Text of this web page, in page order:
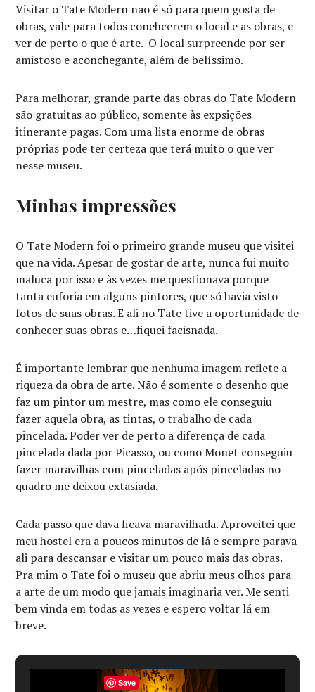
Visitar o Tate Modern não é só para quem gosta de
obras, vale para todos conehcerem o local e as obras, e
ver de perto o que é arte. O local surpreende por ser
amistoso e aconchegante, além de belíssimo.
Para melhorar, grande parte das obras do Tate Modern
são gratuitas ao público, somente às expsições
itinerante pagas. Com uma lista enorme de obras
próprias pode ter certeza que terá muito o que ver
nesse museu.
Minhas impressões
O Tate Modern foi o primeiro grande museu que visitei
que na vida. Apesar de gostar de arte, nunca fui muito
maluca por isso e às vezes me questionava porque
tanta euforia em alguns pintores, que só havia visto
fotos de suas obras. E ali no Tate tive a oportunidade de
conhecer suas obras e…fiquei facisnada.
É importante lembrar que nenhuma imagem reflete a
riqueza da obra de arte. Não é somente o desenho que
faz um pintor um mestre, mas como ele conseguiu
fazer aquela obra, as tintas, o trabalho de cada
pincelada. Poder ver de perto a diferença de cada
pincelada dada por Picasso, ou como Monet conseguiu
fazer maravilhas com pinceladas após pinceladas no
quadro me deixou extasiada.
Cada passo que dava ficava maravilhada. Aproveitei que
meu hostel era a poucos minutos de lá e sempre parava
ali para descansar e visitar um pouco mais das obras.
Pra mim o Tate foi o museu que abriu meus olhos para
a arte de um modo que jamais imaginaria ver. Me senti
bem vinda em todas as vezes e espero voltar lá em
breve.
Save